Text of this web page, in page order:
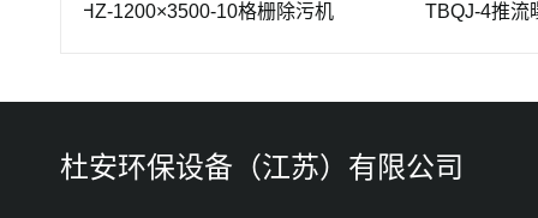
1200×3500-10格栅除污机 TBQJ-4推流曝气机
杜安环保设备（江苏）有限公司